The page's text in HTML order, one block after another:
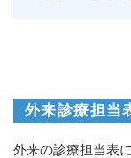
外来診療担当
外来の診療担当表